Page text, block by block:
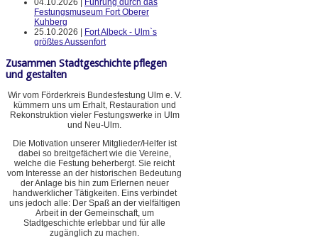
04.10.2026 |
Führung durch das
Festungsmuseum Fort Oberer
Kuhberg
25.10.2026 |
Fort Albeck - Ulm`s
größtes Aussenfort
Zusammen Stadtgeschichte pflegen
und gestalten
Wir vom Förderkreis Bundesfestung Ulm e. V.
kümmern uns um Erhalt, Restauration und
Rekonstruktion vieler Festungswerke in Ulm
und Neu-Ulm.
Die Motivation unserer Mitglieder/Helfer ist
dabei so breitgefächert wie die Vereine,
welche die Festung beherbergt. Sie reicht
vom Interesse an der historischen Bedeutung
der Anlage bis hin zum Erlernen neuer
handwerklicher Tätigkeiten. Eins verbindet
uns jedoch alle: Der Spaß an der vielfältigen
Arbeit in der Gemeinschaft, um
Stadtgeschichte erlebbar und für alle
zugänglich zu machen.